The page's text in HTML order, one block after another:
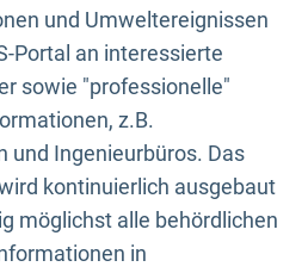
und Umweltereignissen
Portal an interessierte
sowie "professionelle"
z.B.
und Ingenieurbüros. Das
kontinuierlich ausgebaut
möglichst alle behördlichen
in